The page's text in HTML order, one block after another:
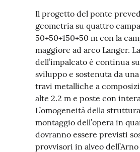
Il progetto del ponte
geometria su quattro
50+50+150+50 m con la
maggiore ad arco Langer.
dell’impalcato è continua
sviluppo e sostenuta da
travi metalliche a
alte 2.2 m e poste con
L’omogeneità della
montaggio dell’opera in
dovranno essere previsti
provvisori in alveo